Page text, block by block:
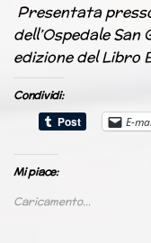
Presentata
dell’Ospedale San
edizione del Libro
Condividi:
E-
Mi piace:
Caricamento...